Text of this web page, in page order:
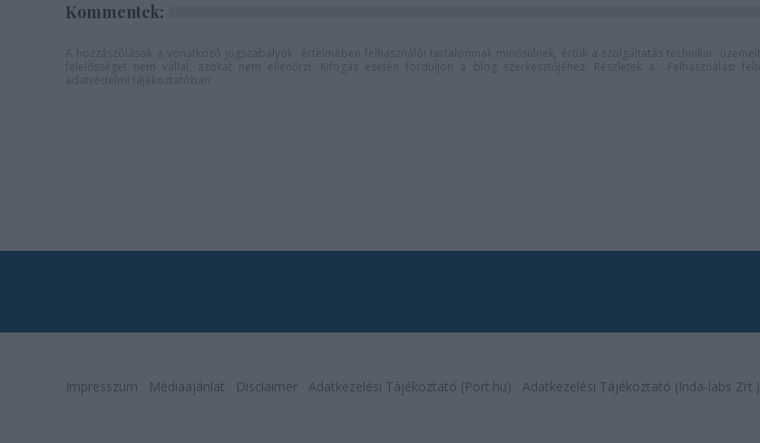
Kommentek:
Impresszum Médiaajánlat Disclaimer Adatkezelési Tájékoztató (Port.hu) Adatkezelési Tájékoztató (Inda-labs Zrt.)